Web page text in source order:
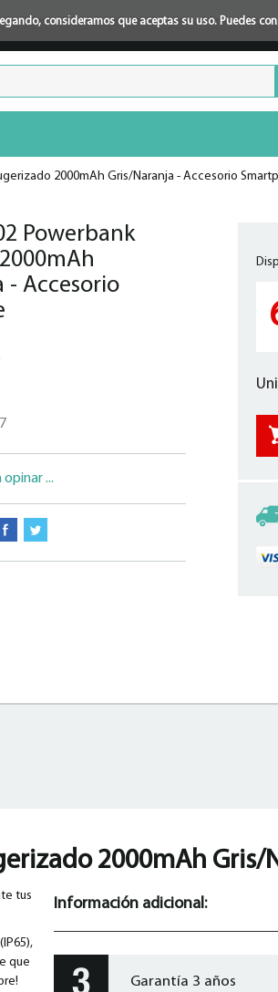
consideramos que aceptas su uso. Puedes
2000mAh Gris/Naranja - Accesorio
Powerbank
- Accesorio
opinar ...
2000mAh Gris/
tus
que
Información adicional:
Garantía 3 años